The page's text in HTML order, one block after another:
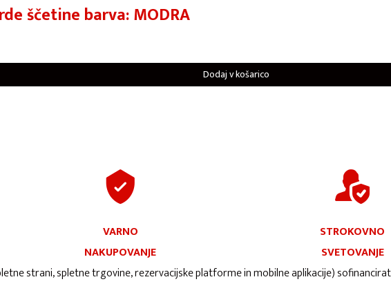
ščetine barva: MODRA
Dodaj v košarico
VARNO
NAKUPOVANJE
STROKOVNO
SVETOVANJE
strani, spletne trgovine, rezervacijske platforme in mobilne aplikacije)